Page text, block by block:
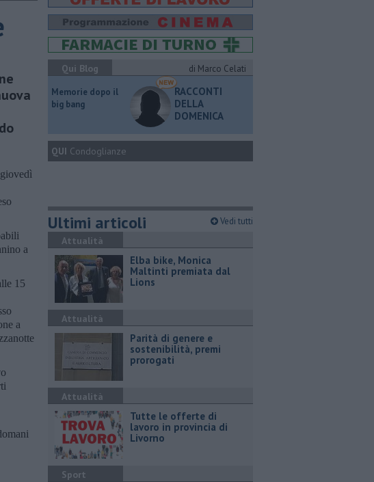
a
15
a
Qui Blog
di Marco Celati
Memorie dopo il
big bang
RACCONTI
DELLA
DOMENICA
QUI Condoglianze
Ultimi articoli Vedi tutti
Attualità
Elba bike, Monica
Maltinti premiata dal
Lions
Attualità
Parità di genere e
sostenibilità, premi
prorogati
Attualità
​Tutte le offerte di
lavoro in provincia di
Livorno
Sport